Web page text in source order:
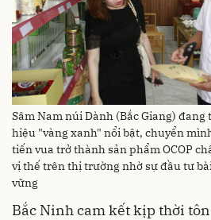
Sâm Nam núi Dành (Bắc Giang)
hiệu "vàng xanh" nổi bật, chuyển
tiến vua trở thành sản phẩm OCOP
vị thế trên thị trường nhờ sự đầu tư
vững
Bắc Ninh cam kết kịp thời